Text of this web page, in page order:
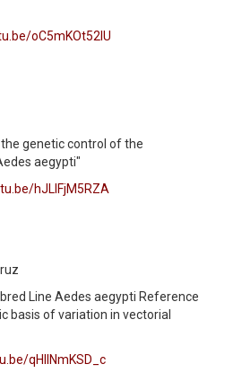
oC5mKOt52lU
genetic control of the
aegypti"
hJLlFjM5RZA
Line Aedes aegypti Reference
basis of variation in vectorial
qHlINmKSD_c